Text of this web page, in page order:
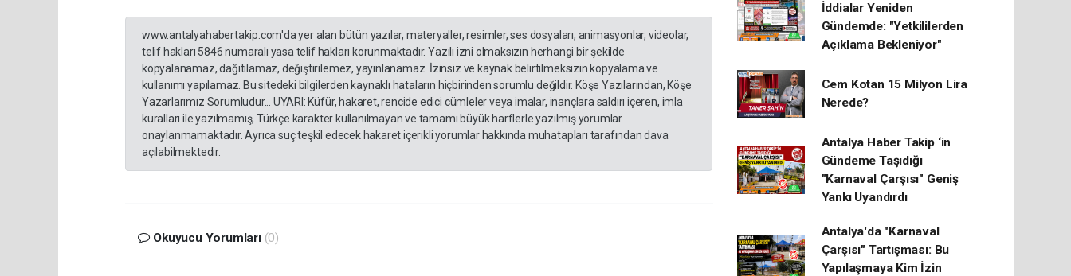
www.antalyahabertakip.com'da yer alan bütün yazılar, materyaller, resimler, ses dosyaları, animasyonlar, videolar,
telif hakları 5846 numaralı yasa telif hakları korunmaktadır. Yazılı izni olmaksızın herhangi bir şekilde
kopyalanamaz, dağıtılamaz, değiştirilemez, yayınlanamaz. İzinsiz ve kaynak belirtilmeksizin kopyalama ve
kullanımı yapılamaz. Bu sitedeki bilgilerden kaynaklı hataların hiçbirinden sorumlu değildir. Köşe Yazılarından, Köşe
Yazarlarımız Sorumludur... UYARI: Küfür, hakaret, rencide edici cümleler veya imalar, inançlara saldırı içeren, imla
kuralları ile yazılmamış, Türkçe karakter kullanılmayan ve tamamı büyük harflerle yazılmış yorumlar
onaylanmamaktadır. Ayrıca suç teşkil edecek hakaret içerikli yorumlar hakkında muhatapları tarafından dava
açılabilmektedir.
Okuyucu Yorumları (0)
İddialar Yeniden
Gündemde: "Yetkililerden
Açıklama Bekleniyor"
Cem Kotan 15 Milyon Lira
Nerede?
Antalya Haber Takip ‘in
Gündeme Taşıdığı
"Karnaval Çarşısı" Geniş
Yankı Uyandırdı
Antalya'da "Karnaval
Çarşısı" Tartışması: Bu
Yapılaşmaya Kim İzin